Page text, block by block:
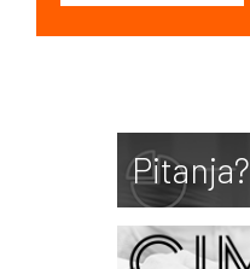
Pitanja?